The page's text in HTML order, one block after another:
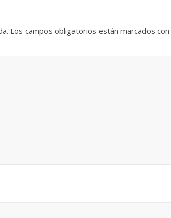
Los campos obligatorios están marcados con